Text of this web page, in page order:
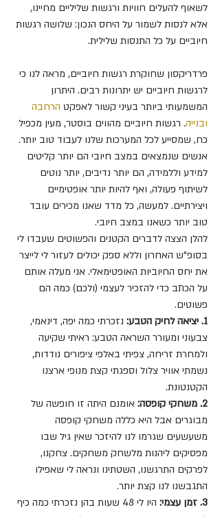
לשאוף להעלים חוויות ורגשות שליליים מחיינו,
אלא לנסות לשמור על היחס הנכון: שלושה רגשות
חיוביים על כל התנסות שלילית.
פרדריקסון שחוקרת רגשות חיוביים, מראה לנו כי
לרגשות חיוביים יש יתרונות רבים. היתרון
המשמעותי ביותר בעיני קשור לאפקט הרחבה
ובנייה. רגשות חיוביים מהווים בוסטר, מעין מכפיל
כח, שמסייע לכל המערכות שלנו לעבוד טוב יותר.
אנשים שנמצאים במצב חיובי הם יותר קליטים
למידע וללמידה, הם יותר נדיבים, יותר נוטים
לשיתוף פעולה, ואף להיות יותר אופטימיים
ויצירתיים. למעשה, כל מדד שאנו מכירים עובד
טוב יותר כשאנו במצב חיובי.
להלן הצצה לדברים הקטנים והפשוטים שעבדו לי
בסופ"ש האחרון וללא ספק יכולים לעזור לי לייצר
את יחס החיוביות האופטימאלי. אני מעלה אותם
על הכתב כדי להזכיר לעצמי (ולכם) כמה הם
פשוטים.
1. יציאה לחיק הטבע:
נזכרתי כמה יפה, דינאמי,
צבעוני ומעורר השראה הטבע: ראיתי שקיעה
ולמחרת זריחה, צפיתי באלפי ציפורים נודדות,
נשמתי אוויר צלול וספגתי קצת מנופי ארצנו
הקטנטונת.
2. משחקי קופסה:
אומנם היתה זו חופשה של
מבוגרים אבל היא כללה משחקי קופסה
משעשעים שגרמו לנו להיזכר שאין גיל שבו
מפסיקים ליהנות מלשחק משחקים. צחקנו,
לפרקים התרגשנו, השטתינו ונראה לי שאפילו
התגבשנו לנו קצת יותר.
3. זמן עצמי:
היו לי 48 שעות בהן נזכרתי כמה כיף